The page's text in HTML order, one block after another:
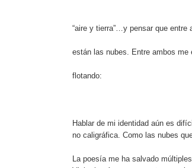
“aire y tierra”…y pensar que entre
están las nubes. Entre ambos me
flotando:
Hablar de mi identidad aún es
no caligráfica. Como las nubes
La poesía me ha salvado